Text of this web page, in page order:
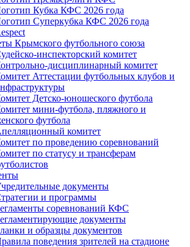
Кубка КФС 2026 года
Суперкубка КФС 2026 года
Крымского футбольного союза
инспекторский комитет
дисциплинарный комитет
Аттестации футбольных клубов и
Детско-юношеского футбола
мини-футбола, пляжного и
футбола
комитет
по проведению соревнований
по статусу и трансферам
документы
и программы
соревнований КФС
документы
и образцы документов
поведения зрителей на стадионе